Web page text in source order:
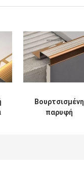
Βουρτσισμένη
παρυφή